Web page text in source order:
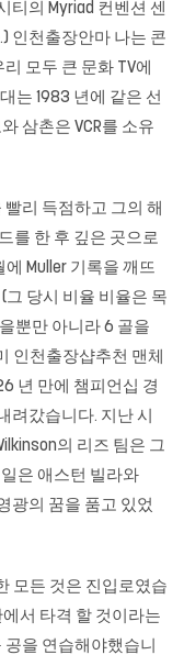
티의 Myriad 컨벤션 센
인천출장안마 나는 콘
모두 큰 문화 TV에
는 1983 년에 같은 선
삼촌은 VCR를 소유
리 득점하고 그의 해
를 한 후 깊은 곳으로
Muller 기록을 깨뜨
당시 비율 비율은 목
뿐만 아니라 6 골을
인천출장샵추천 맨체
년 만에 챔피언십 경
려갔습니다. 지난 시
의 리즈 팀은 그
은 애스턴 빌라와
광의 꿈을 품고 있었
모든 것은 진입로였습
서 타격 할 것이라는
을 연습해야했습니